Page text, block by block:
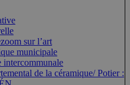
sur l’art
municipale
intercommunale
de la céramique/ Potier :